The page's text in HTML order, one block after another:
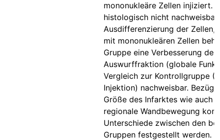
mononukleäre Zellen injiziert.
histologisch nicht
Ausdifferenzierung der Zellen,
mit mononukleären Zellen
Gruppe eine Verbesserung der
Auswurffraktion (globale
Vergleich zur Kontrollgruppe
Injektion) nachweisbar.
Größe des Infarktes wie auch
regionale Wandbewegung
Unterschiede zwischen den
Gruppen festgestellt werden.